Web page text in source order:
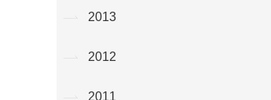
2013
2012
2011